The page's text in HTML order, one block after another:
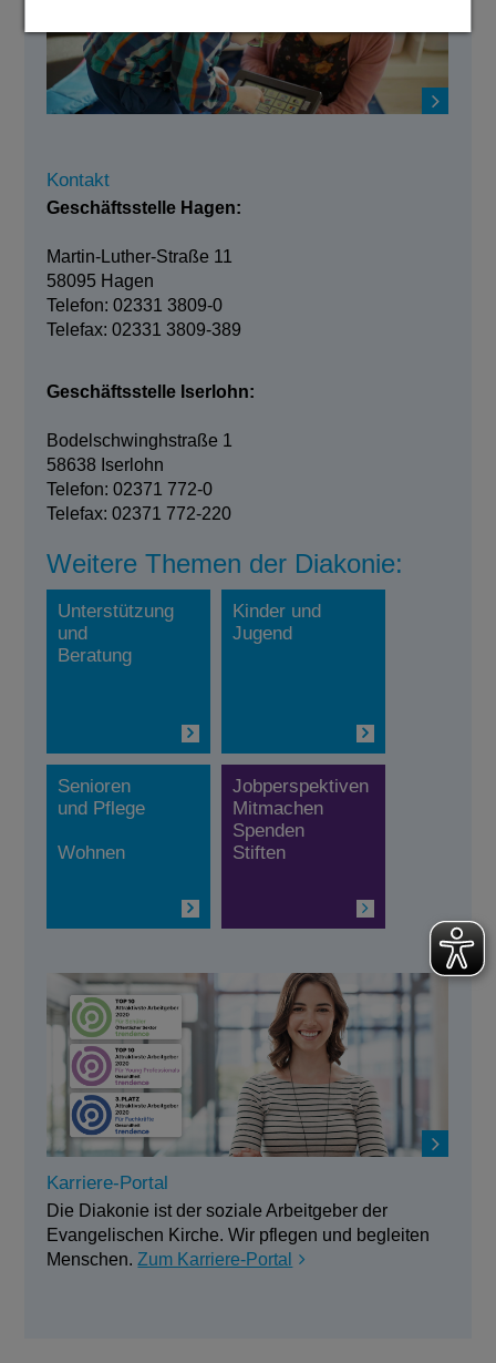
Kontakt
Geschäftsstelle Hagen:
Martin-Luther-Straße 11
58095 Hagen
Telefon: 02331 3809-0
Telefax: 02331 3809-389
Geschäftsstelle Iserlohn:
Bodelschwinghstraße 1
58638 Iserlohn
Telefon: 02371 772-0
Telefax: 02371 772-220
Weitere Themen der Diakonie:
Unterstützung
und
Beratung
Kinder und
Jugend
Senioren
und Pflege
Wohnen
Jobperspektiven
Mitmachen
Spenden
Stiften
Karriere-Portal
Die Diakonie ist der soziale Arbeitgeber der
Evangelischen Kirche. Wir pflegen und begleiten
Menschen.Zum Karriere-Portal